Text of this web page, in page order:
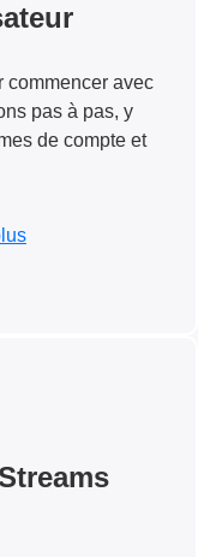
commencer avec
pas à pas, y
de compte et